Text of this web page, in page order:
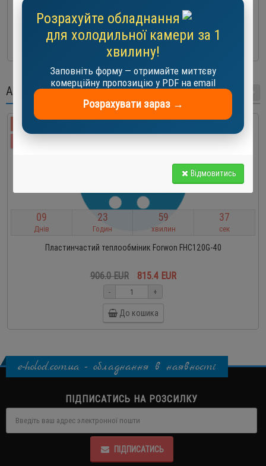
- +
До кошика
АКЦІЇ
-10 %
09
Днів
23
Годин
59
хвилин
36
сек
Пластинчастий теплообміник Forwon FHC120G-40
906.0 EUR 815.4 EUR
- +
До кошика
e-holod.com.ua - обладнання в наявності
ПІДПИСАТИСЬ НА РОЗСИЛКУ
ПІДПИСАТИСЬ
Розрахуйте обладнання
для холодильної камери за 1
хвилину!
Заповніть форму — отримайте миттєву
комерційну пропозицію у PDF на email
Розрахувати зараз →
Відмовитись